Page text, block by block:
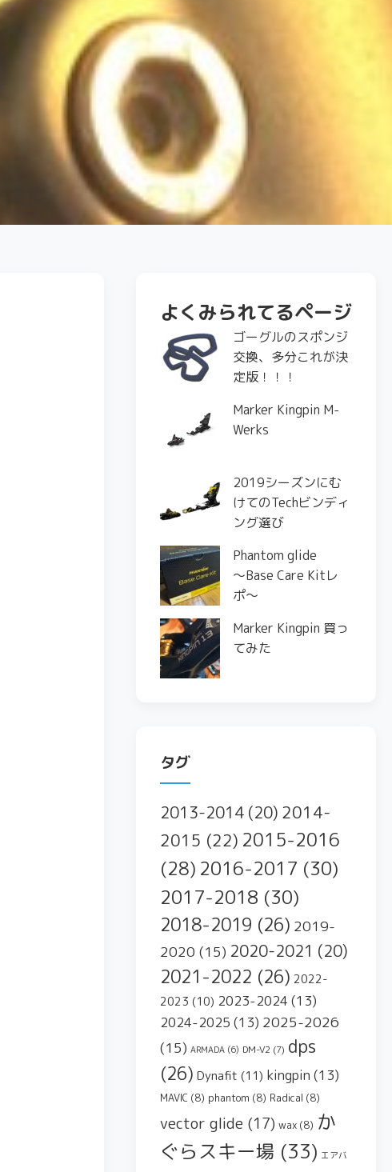
よくみられてるページ
ゴーグルのスポンジ
交換、多分これが決
定版！！！
Marker Kingpin M-
Werks
2019シーズンにむ
けてのTechビンディ
ング選び
Phantom glide
〜Base Care Kitレ
ポ〜
Marker Kingpin 買っ
てみた
タグ
2013-2014 (20) 2014-
2015 (22) 2015-2016
(28) 2016-2017 (30)
2017-2018 (30)
2018-2019 (26) 2019-
2020 (15) 2020-2021 (20)
2021-2022 (26) 2022-
2023 (10) 2023-2024 (13)
2024-2025 (13) 2025-2026
(15) ARMADA (6) DM-V2 (7) dps
(26) Dynafit (11) kingpin (13)
MAVIC (8) phantom (8) Radical (8)
vector glide (17) wax (8) か
ぐらスキー場 (33) エアバ